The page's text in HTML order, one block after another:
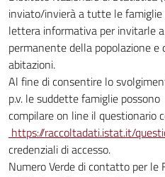
inviato/invierà a tutte le famiglie
lettera informativa per invitarle
permanente della popolazione e
abitazioni.
Al fine di consentire lo
p.v. le suddette famiglie possono
compilare on line il questionario
https://raccoltadati.istat.it/
credenziali di accesso.
Numero Verde di contatto per